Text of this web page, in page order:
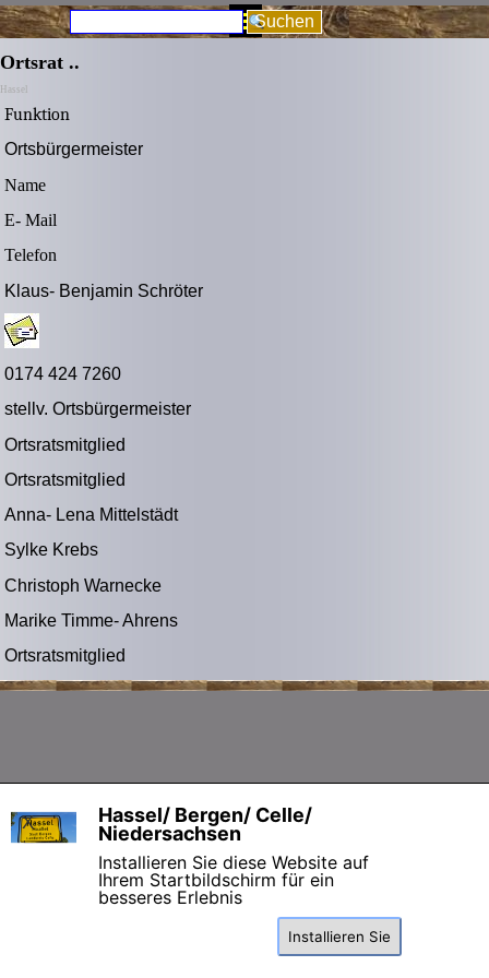
Direkt zum SeiteninhaltMenü überspringen
Suchen
Ortsrat ..
Hassel
Funktion
Ortsbürgermeister
Name
E- Mail
Telefon
Klaus- Benjamin Schröter
0174 424 7260
stellv. Ortsbürgermeister
Ortsratsmitglied
Ortsratsmitglied
Anna- Lena Mittelstädt
Sylke Krebs
Christoph Warnecke
Marike Timme- Ahrens
Ortsratsmitglied
Zurück zum SeiteninhaltHassel/ Bergen/ Celle/
Niedersachsen
Installieren Sie diese Website auf
Ihrem Startbildschirm für ein
besseres Erlebnis
Installieren Sie
X